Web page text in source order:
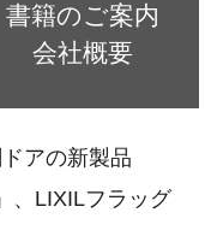
書籍のご案内
会社概要
アの新製品
、LIXILフラッグ